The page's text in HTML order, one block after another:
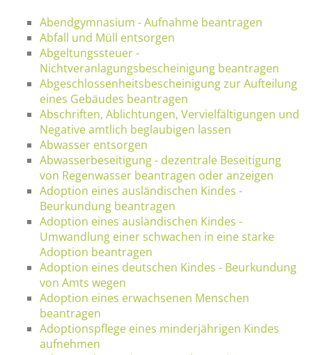
Abendgymnasium - Aufnahme beantragen
Abfall und Müll entsorgen
Abgeltungssteuer -
Nichtveranlagungsbescheinigung beantragen
Abgeschlossenheitsbescheinigung zur Aufteilung
eines Gebäudes beantragen
Abschriften, Ablichtungen, Vervielfältigungen und
Negative amtlich beglaubigen lassen
Abwasser entsorgen
Abwasserbeseitigung - dezentrale Beseitigung
von Regenwasser beantragen oder anzeigen
Adoption eines ausländischen Kindes -
Beurkundung beantragen
Adoption eines ausländischen Kindes -
Umwandlung einer schwachen in eine starke
Adoption beantragen
Adoption eines deutschen Kindes - Beurkundung
von Amts wegen
Adoption eines erwachsenen Menschen
beantragen
Adoptionspflege eines minderjährigen Kindes
aufnehmen